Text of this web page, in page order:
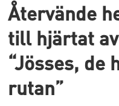
Återvände
till hjärtat
“Jösses, de
rutan”